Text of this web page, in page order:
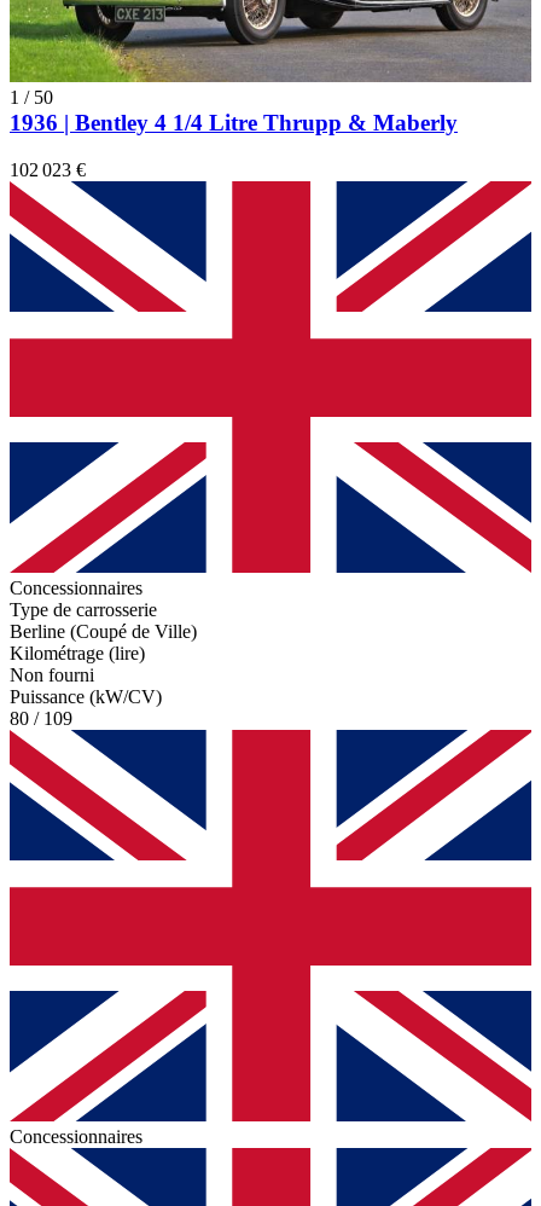
1 / 50
1936 | Bentley 4 1/4 Litre Thrupp & Maberly
102 023 €
Concessionnaires
Type de carrosserie
Berline (Coupé de Ville)
Kilométrage (lire)
Non fourni
Puissance (kW/CV)
80 / 109
Concessionnaires